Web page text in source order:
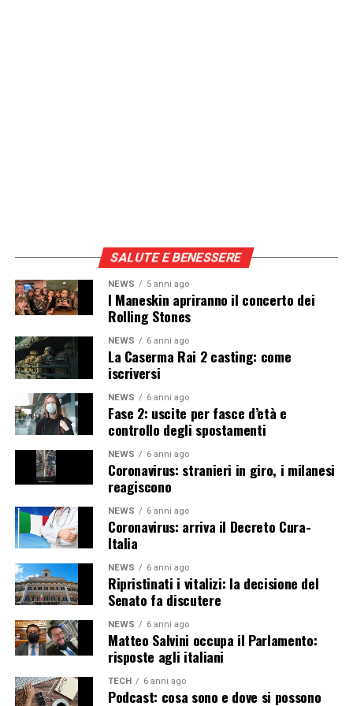
SALUTE E BENESSERE
NEWS 5 anni ago
I Maneskin apriranno il concerto dei
Rolling Stones
NEWS 6 anni ago
La Caserma Rai 2 casting: come
iscriversi
NEWS 6 anni ago
Fase 2: uscite per fasce d’età e
controllo degli spostamenti
NEWS 6 anni ago
Coronavirus: stranieri in giro, i milanesi
reagiscono
NEWS 6 anni ago
Coronavirus: arriva il Decreto Cura-
Italia
NEWS 6 anni ago
Ripristinati i vitalizi: la decisione del
Senato fa discutere
NEWS 6 anni ago
Matteo Salvini occupa il Parlamento:
risposte agli italiani
TECH 6 anni ago
Podcast: cosa sono e dove si possono